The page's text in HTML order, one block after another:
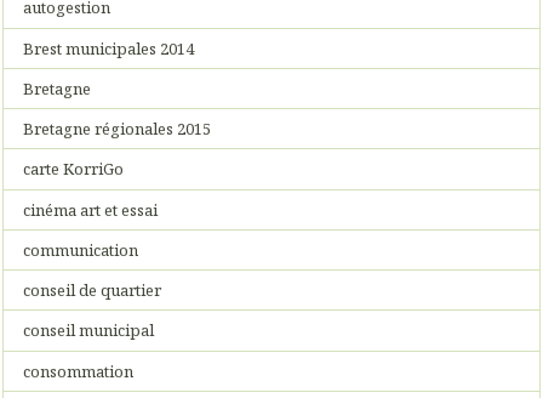
autogestion
Brest municipales 2014
Bretagne
Bretagne régionales 2015
carte KorriGo
cinéma art et essai
communication
conseil de quartier
conseil municipal
consommation